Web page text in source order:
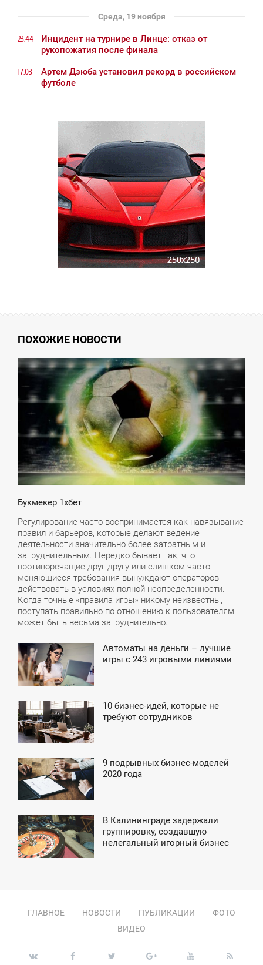
Среда, 19 ноября
23:44
Инцидент на турнире в Линце: отказ от
рукопожатия после финала
17:03
Артем Дзюба установил рекорд в российском
футболе
ПОХОЖИЕ НОВОСТИ
Букмекер 1хбет
Регулирование часто воспринимается как навязывание
правил и барьеров, которые делают ведение
деятельности значительно более затратным и
затруднительным. Нередко бывает так, что
противоречащие друг другу или слишком часто
меняющиеся требования вынуждают операторов
действовать в условиях полной неопределенности.
Когда точные «правила игры» никому неизвестны,
поступать правильно по отношению к пользователям
может быть весьма затруднительно.
Автоматы на деньги – лучшие
игры с 243 игровыми линиями
10 бизнес-идей, которые не
требуют сотрудников
9 подрывных бизнес-моделей
2020 года
В Калининграде задержали
группировку, создавшую
нелегальный игорный бизнес
ГЛАВНОЕ НОВОСТИ ПУБЛИКАЦИИ
ФОТО
ВИДЕО